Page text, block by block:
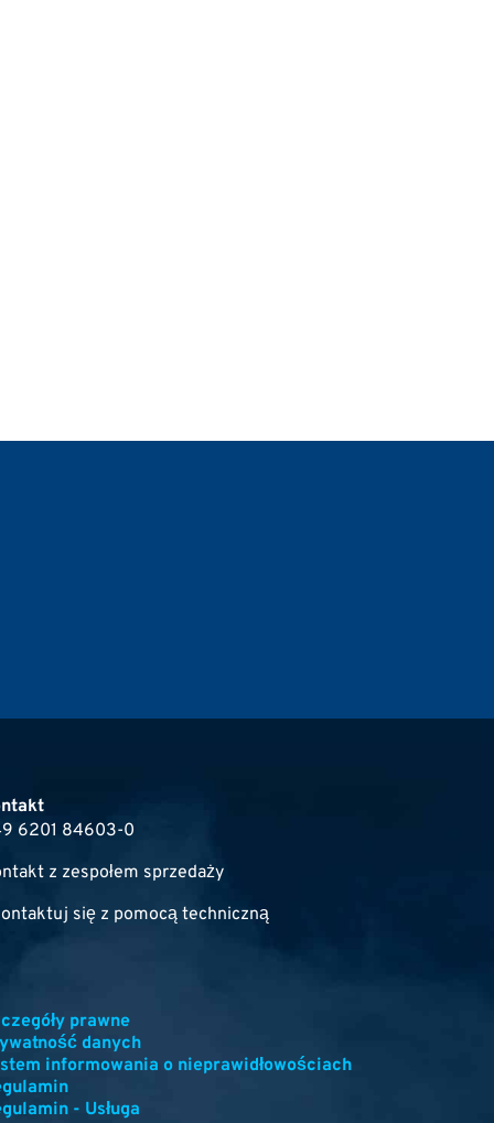
6201 84603-0
z zespołem sprzedaży
się z pomocą techniczną
prawne
danych
informowania o nieprawidłowościach
- Usługa